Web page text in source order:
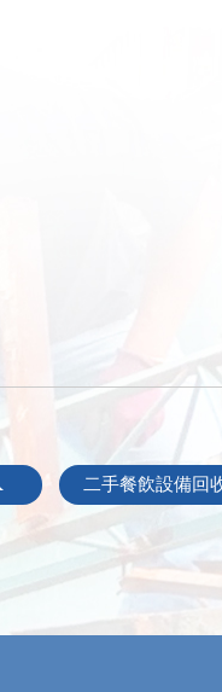
二手餐飲設備回